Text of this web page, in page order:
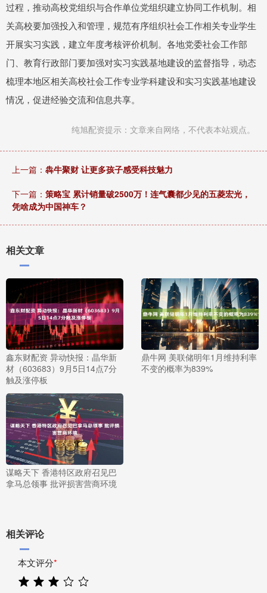
过程，推动高校党组织与合作单位党组织建立协同工作机制。相
关高校要加强投入和管理，规范有序组织社会工作相关专业学生
开展实习实践，建立年度考核评价机制。各地党委社会工作部
门、教育行政部门要加强对实习实践基地建设的监督指导，动态
梳理本地区相关高校社会工作专业学科建设和实习实践基地建设
情况，促进经验交流和信息共享。
纯旭配资提示：文章来自网络，不代表本站观点。
上一篇： 犇牛聚财 让更多孩子感受科技魅力
下一篇： 策略宝 累计销量破2500万！连气囊都少见的五菱宏光，
凭啥成为中国神车？
相关文章
鑫东财配资 异动快报：晶华新
材（603683）9月5日14点7分
触及涨停板
鼎牛网 美联储明年1月维持利率
不变的概率为839%
谋略天下 香港特区政府召见巴
拿马总领事 批评损害营商环境
相关评论
本文评分*